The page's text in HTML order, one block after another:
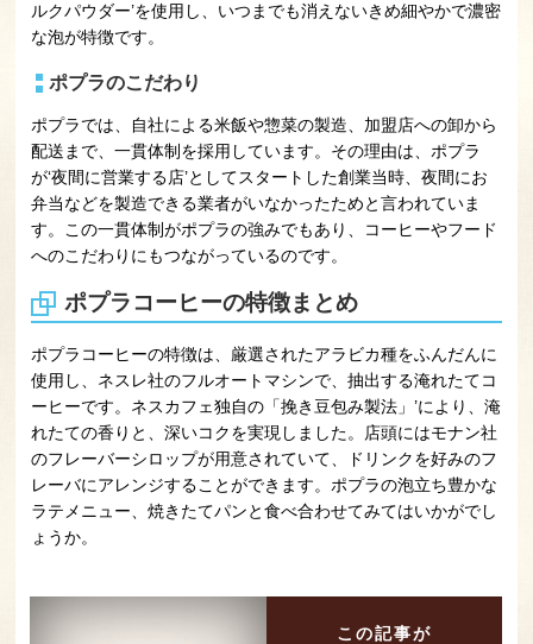
ルクパウダー’を使用し、いつまでも消えないきめ細やかで濃密
な泡が特徴です。
ポプラのこだわり
ポプラでは、自社による米飯や惣菜の製造、加盟店への卸から
配送まで、一貫体制を採用しています。その理由は、ポプラ
が‘夜間に営業する店’としてスタートした創業当時、夜間にお
弁当などを製造できる業者がいなかったためと言われていま
す。この一貫体制がポプラの強みでもあり、コーヒーやフード
へのこだわりにもつながっているのです。
ポプラコーヒーの特徴まとめ
ポプラコーヒーの特徴は、厳選されたアラビカ種をふんだんに
使用し、ネスレ社のフルオートマシンで、抽出する淹れたてコ
ーヒーです。ネスカフェ独自の「挽き豆包み製法」’により、淹
れたての香りと、深いコクを実現しました。店頭にはモナン社
のフレーバーシロップが用意されていて、ドリンクを好みのフ
レーバにアレンジすることができます。ポプラの泡立ち豊かな
ラテメニュー、焼きたてパンと食べ合わせてみてはいかがでし
ょうか。
この記事が